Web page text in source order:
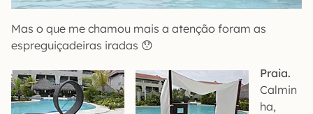
Mas o que me chamou mais a atenção foram as
espreguiçadeiras iradas 😯
Praia.
Calmin
ha,